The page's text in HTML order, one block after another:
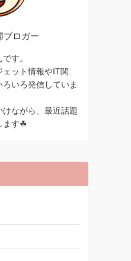
ブロガー
す。
ット情報やIT関
いろ発信していま
ながら、最近話題
ます☘